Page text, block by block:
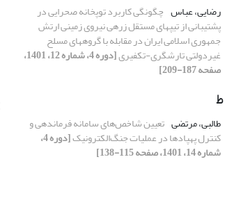
رضایی، عباس چگونگی کاربرد توپخانه صحرایی در
پشتیبانی از تیپهای مستقل زرهی نیروی زمینی ارتش
جمهوری اسلامی ایران در مقابله با گروههای مسلح
غیردولتی تارشگری-تکفیری [دوره 4، شماره 12، 1401،
صفحه 187-209]
ط
طالبی، مرتضی تعیین شاخص‌های سامانه فرماندهی و
کنترل پهپادها در عملیات جنگ‌الکترونیک [دوره 4،
شماره 14، 1401، صفحه 115-138]